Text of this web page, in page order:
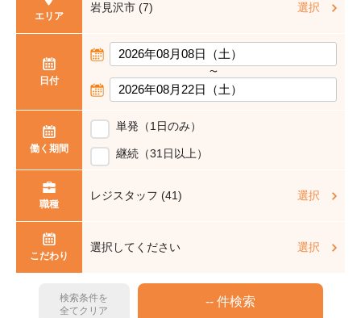
エリア
岩見沢市 (7) 選択
日付
〜
働く期間
単発（1日のみ）
継続（31日以上）
職種
レジスタッフ (41) 選択
こだわり
選択してください 選択
検索条件を
全てクリア